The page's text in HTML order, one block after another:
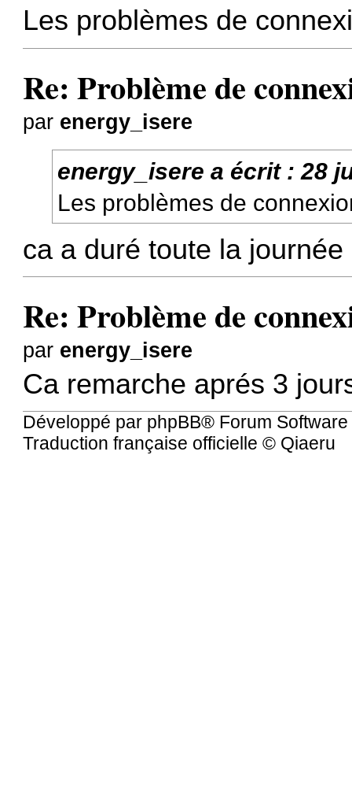
Les problèmes de
Re: Problème de
par energy_isere
energy_isere a écrit :28
Les problèmes de
ca a duré toute la
Re: Problème de
par energy_isere
Ca remarche aprés 3
Développé par phpBB® Forum
Traduction française officielle © Qiaeru